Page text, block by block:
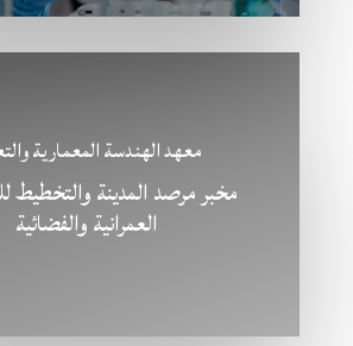
معهد الهندسة المعمارية
مخبر مرصد المدينة والتخطيط
العمرانية والفضائية